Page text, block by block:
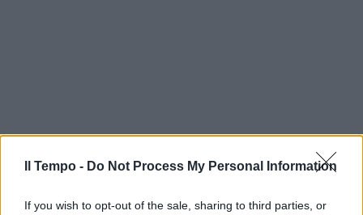
Il Tempo - Do Not Process My Personal Information
If you wish to opt-out of the sale, sharing to third parties, or